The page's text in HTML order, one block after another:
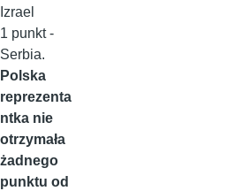
Izrael
1 punkt -
Serbia.
Polska
reprezenta
ntka nie
otrzymała
żadnego
punktu od